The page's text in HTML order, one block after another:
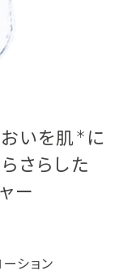
いを肌 ＊ に
さらした
ー
ション